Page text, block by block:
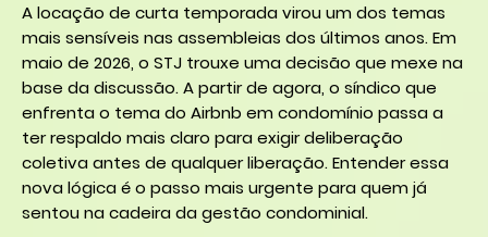
A locação de curta temporada virou um dos temas
mais sensíveis nas assembleias dos últimos anos. Em
maio de 2026, o STJ trouxe uma decisão que mexe na
base da discussão. A partir de agora, o síndico que
enfrenta o tema do Airbnb em condomínio passa a
ter respaldo mais claro para exigir deliberação
coletiva antes de qualquer liberação. Entender essa
nova lógica é o passo mais urgente para quem já
sentou na cadeira da gestão condominial.